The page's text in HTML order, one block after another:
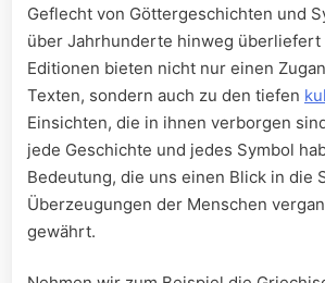
Geflecht von​ Göttergeschichten und
über‌ Jahrhunderte hinweg überliefert
Editionen bieten nicht nur einen
Texten, sondern auch zu den tiefen
Einsichten, die in⁢ ihnen verborgen
jede Geschichte und ‍jedes Symbol
Bedeutung, die uns einen Blick in ⁣die
Überzeugungen der Menschen​
gewährt.